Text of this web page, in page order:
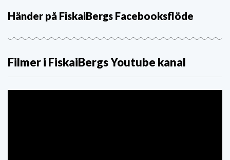
Händer på FiskaiBergs Facebooksflöde
Filmer i FiskaiBergs Youtube kanal